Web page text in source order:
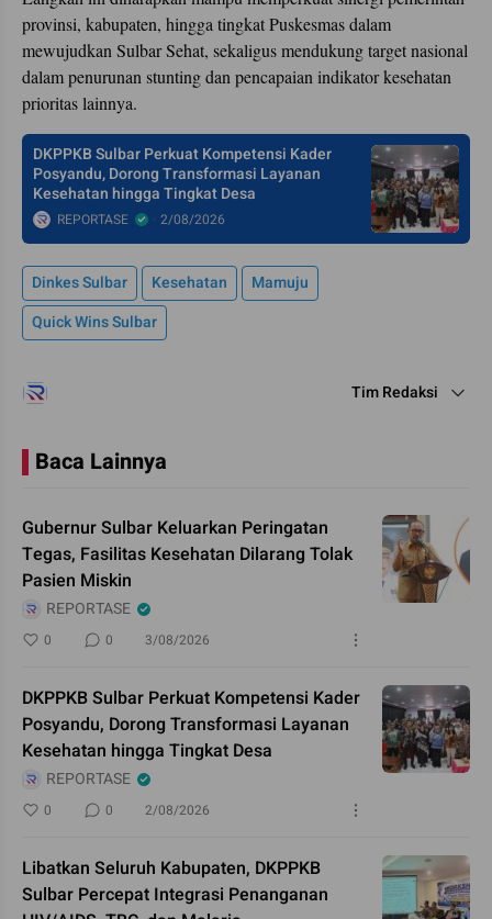
provinsi, kabupaten, hingga tingkat Puskesmas dalam
mewujudkan Sulbar Sehat, sekaligus mendukung target nasional
dalam penurunan stunting dan pencapaian indikator kesehatan
prioritas lainnya.
DKPPKB Sulbar Perkuat Kompetensi Kader
Posyandu, Dorong Transformasi Layanan
Kesehatan hingga Tingkat Desa
REPORTASE 2/08/2026
Dinkes Sulbar Kesehatan
Mamuju
Quick Wins Sulbar
Tim Redaksi
Baca Lainnya
Gubernur Sulbar Keluarkan Peringatan
Tegas, Fasilitas Kesehatan Dilarang Tolak
Pasien Miskin
REPORTASE
0 0 3/08/2026
DKPPKB Sulbar Perkuat Kompetensi Kader
Posyandu, Dorong Transformasi Layanan
Kesehatan hingga Tingkat Desa
REPORTASE
0 0 2/08/2026
Libatkan Seluruh Kabupaten, DKPPKB
Sulbar Percepat Integrasi Penanganan